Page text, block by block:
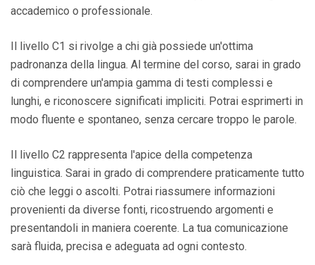
accademico o professionale.
Il livello C1 si rivolge a chi già possiede un'ottima
padronanza della lingua. Al termine del corso, sarai in grado
di comprendere un'ampia gamma di testi complessi e
lunghi, e riconoscere significati impliciti. Potrai esprimerti in
modo fluente e spontaneo, senza cercare troppo le parole.
Il livello C2 rappresenta l'apice della competenza
linguistica. Sarai in grado di comprendere praticamente tutto
ciò che leggi o ascolti. Potrai riassumere informazioni
provenienti da diverse fonti, ricostruendo argomenti e
presentandoli in maniera coerente. La tua comunicazione
sarà fluida, precisa e adeguata ad ogni contesto.